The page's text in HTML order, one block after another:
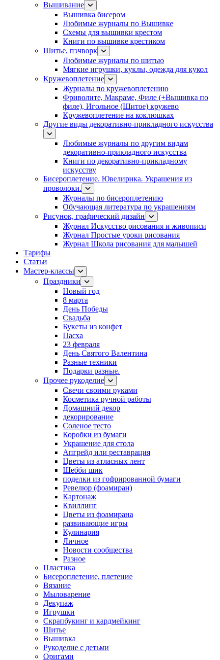
Вышивание
Вышивка бисером
Любимые журналы по Вышивке
Схемы для вышивки крестом
Книги по вышивке крестиком
Шитье, пэчворк
Любимые журналы по шитью
Мягкие игрушки, куклы, одежда для кукол
Кружевоплетение
Журналы по кружевоплетению
Фриволите, Макраме, Филе (+Вышивка по
филе), Игольное (Шитое) кружево
Кружевоплетение на коклюшках
Другие виды декоративно-прикладного искусства
Любимые журналы по другим видам
декоративно-прикладного искусства
Книги по декоративно-прикладному
искусству
Бисероплетение. Ювелирика. Украшения из
проволоки.
Журналы по бисероплетению
Обучающая литература по украшениям
Рисунок, графический дизайн
Журнал Искусство рисования и живописи
Журнал Простые уроки рисования
Журнал Школа рисования для малышей
Тарифы
Статьи
Мастер-классы
Праздники
Новый год
8 марта
День Победы
Свадьба
Букеты из конфет
Пасха
23 февраля
День Святого Валентина
Разные техники
Подарки разные.
Прочее рукоделие
Свечи своими руками
Косметика ручной работы
Домашний декор
декорирование
Соленое тесто
Коробки из бумаги
Украшение для стола
Апгрейд или реставрация
Цветы из атласных лент
Шебби шик
поделки из гофрированной бумаги
Ревелюр (фоамиран)
Картонаж
Квиллинг
Цветы из фоамирана
развивающие игры
Кулинария
Личное
Новости сообщества
Разное
Пластика
Бисероплетение, плетение
Вязание
Мыловарение
Декупаж
Игрушки
Скрапбукинг и кардмейкинг
Шитье
Вышивка
Рукоделие с детьми
Оригами